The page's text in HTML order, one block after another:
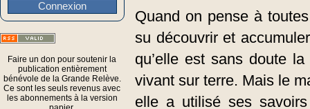
Quand on pense à
su découvrir et
qu’elle est sans doute
vivant sur terre. Mais le
elle a utilisé ses
Connexion
Faire un don pour soutenir la
publication entièrement
bénévole de la Grande Relève.
Ce sont les seuls revenus avec
les abonnements à la version